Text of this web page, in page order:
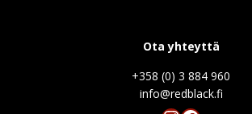
Ota yhteyttä
+358 (0) 3 884 960
info@redblack.f